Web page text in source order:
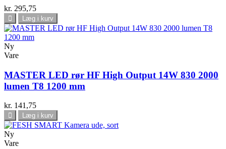
kr. 295,75
Læg i kurv
Ny
Vare
MASTER LED rør HF High Output 14W 830 2000
lumen T8 1200 mm
kr. 141,75
Læg i kurv
Ny
Vare